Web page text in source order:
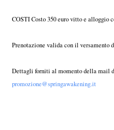
COSTI Costo 350 euro vitto e alloggio
Prenotazione valida con il versamento
Dettagli forniti al momento della mail
promozione@springawakening.it